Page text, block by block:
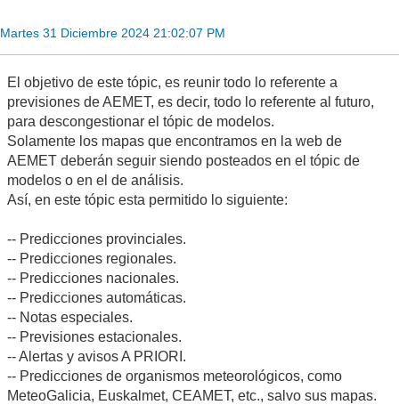
Martes 31 Diciembre 2024 21:02:07 PM
El objetivo de este tópic, es reunir todo lo referente a
previsiones de AEMET, es decir, todo lo referente al futuro,
para descongestionar el tópic de modelos.
Solamente los mapas que encontramos en la web de
AEMET deberán seguir siendo posteados en el tópic de
modelos o en el de análisis.
Así, en este tópic esta permitido lo siguiente:
-- Predicciones provinciales.
-- Predicciones regionales.
-- Predicciones nacionales.
-- Predicciones automáticas.
-- Notas especiales.
-- Previsiones estacionales.
-- Alertas y avisos A PRIORI.
-- Predicciones de organismos meteorológicos, como
MeteoGalicia, Euskalmet, CEAMET, etc., salvo sus mapas.